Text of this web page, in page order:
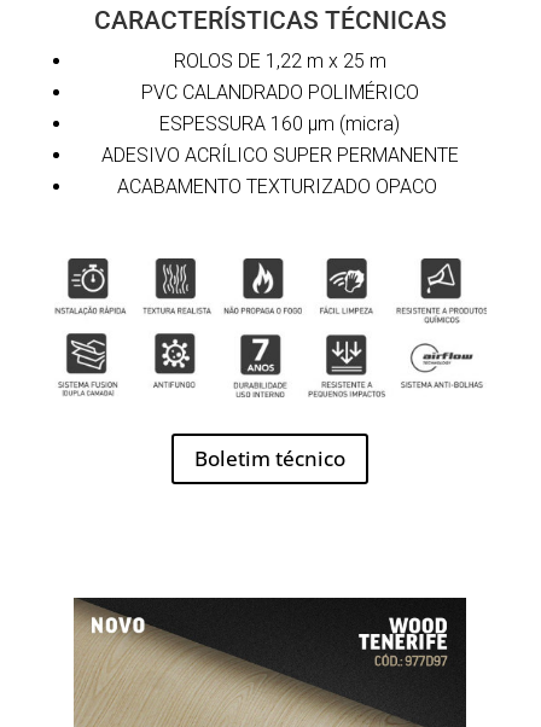
CARACTERÍSTICAS TÉCNICAS
ROLOS DE 1,22 m x 25 m
PVC CALANDRADO POLIMÉRICO
ESPESSURA 160 μm (micra)
ADESIVO ACRÍLICO SUPER PERMANENTE
ACABAMENTO TEXTURIZADO OPACO
Boletim técnico